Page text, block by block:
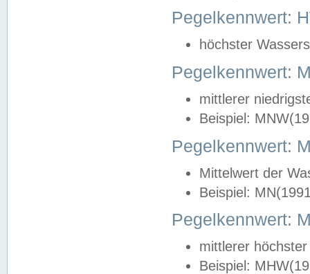
Pegelkennwert:
höchster
Pegelkennwert:
mittlerer
Beispiel:
Pegelkennwert:
Mittelwert der
Beispiel:
Pegelkennwert:
mittlerer
Beispiel: